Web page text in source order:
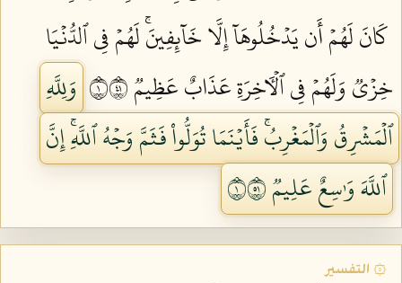
كَانَ لَهُمۡ أَن يَدۡخُلُوهَآ إِلَّا خَآئِفِينَۚ لَهُمۡ فِي ٱلدُّنۡيَا
خِزۡيٞ وَلَهُمۡ فِي ٱلۡأٓخِرَةِ عَذَابٌ عَظِيمٞ ١١٤
وَلِلَّهِ
ٱلۡمَشۡرِقُ وَٱلۡمَغۡرِبُۚ فَأَيۡنَمَا تُوَلُّواْ فَثَمَّ وَجۡهُ ٱللَّهِۚ إِنَّ
ٱللَّهَ وَٰسِعٌ عَلِيمٞ ١١٥
۞ التفسير